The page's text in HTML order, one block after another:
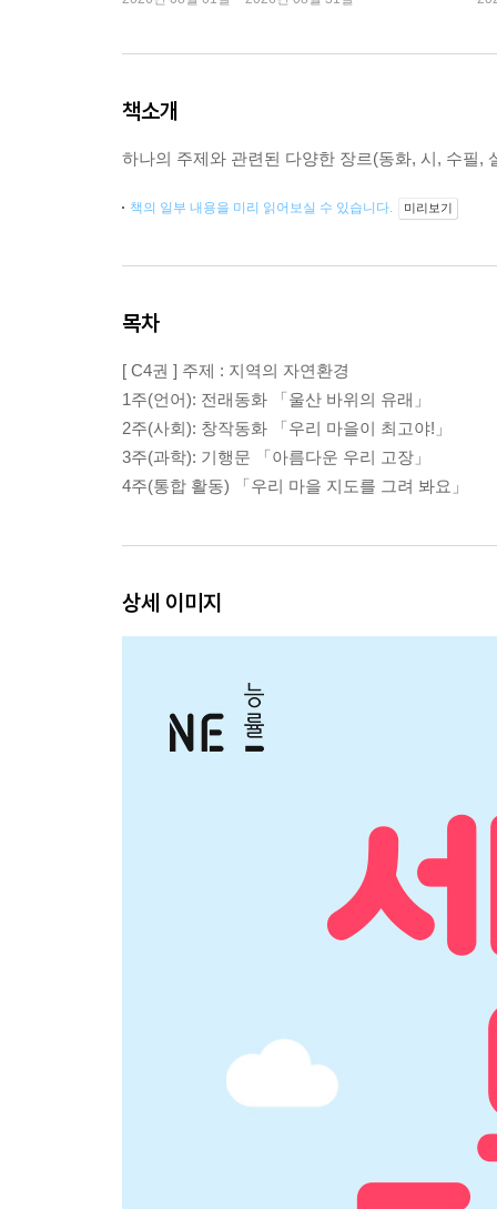
책소개
하나의 주제와 관련된 다양한 장르(동화, 시, 수필,
책의 일부 내용을 미리 읽어보실 수 있습니다. 미리보기
목차
[ C4권 ] 주제 : 지역의 자연환경
1주(언어): 전래동화 「울산 바위의 유래」
2주(사회): 창작동화 「우리 마을이 최고야!」
3주(과학): 기행문 「아름다운 우리 고장」
4주(통합 활동) 「우리 마을 지도를 그려 봐요」
상세 이미지